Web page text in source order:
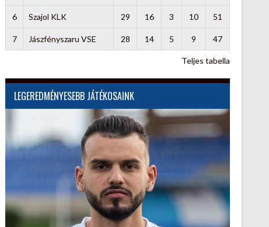
6 Szajol KLK 29 16 3 10 51
7 Jászfényszaru VSE 28 14 5 9 47
Teljes tabella
LEGEREDMÉNYESEBB JÁTÉKOSAINK